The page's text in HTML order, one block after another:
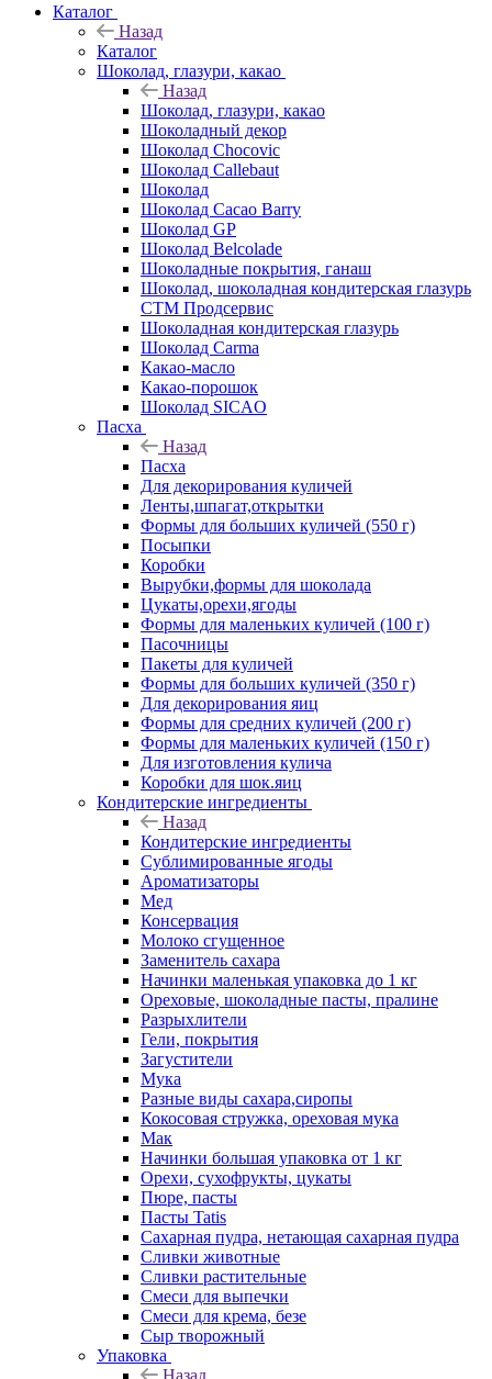
Каталог
Назад
Каталог
Шоколад, глазури, какао
Назад
Шоколад, глазури, какао
Шоколадный декор
Шоколад Chocovic
Шоколад Callebaut
Шоколад
Шоколад Cacao Barry
Шоколад GP
Шоколад Belcolade
Шоколадные покрытия, ганаш
Шоколад, шоколадная кондитерская глазурь
СТМ Продсервис
Шоколадная кондитерская глазурь
Шоколад Carma
Какао-масло
Какао-порошок
Шоколад SICAO
Пасха
Назад
Пасха
Для декорирования куличей
Ленты,шпагат,открытки
Формы для больших куличей (550 г)
Посыпки
Коробки
Вырубки,формы для шоколада
Цукаты,орехи,ягоды
Формы для маленьких куличей (100 г)
Пасочницы
Пакеты для куличей
Формы для больших куличей (350 г)
Для декорирования яиц
Формы для средних куличей (200 г)
Формы для маленьких куличей (150 г)
Для изготовления кулича
Коробки для шок.яиц
Кондитерские ингредиенты
Назад
Кондитерские ингредиенты
Сублимированные ягоды
Ароматизаторы
Мед
Консервация
Молоко сгущенное
Заменитель сахара
Начинки маленькая упаковка до 1 кг
Ореховые, шоколадные пасты, пралине
Разрыхлители
Гели, покрытия
Загустители
Мука
Разные виды сахара,сиропы
Кокосовая стружка, ореховая мука
Мак
Начинки большая упаковка от 1 кг
Орехи, сухофрукты, цукаты
Пюре, пасты
Пасты Tatis
Сахарная пудра, нетающая сахарная пудра
Сливки животные
Сливки растительные
Смеси для выпечки
Смеси для крема, безе
Сыр творожный
Упаковка
Назад